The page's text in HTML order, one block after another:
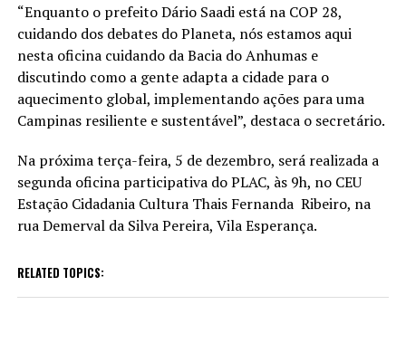
“Enquanto o prefeito Dário Saadi está na COP 28,
cuidando dos debates do Planeta, nós estamos aqui
nesta oficina cuidando da Bacia do Anhumas e
discutindo como a gente adapta a cidade para o
aquecimento global, implementando ações para uma
Campinas resiliente e sustentável”, destaca o secretário.
Na próxima terça-feira, 5 de dezembro, será realizada a
segunda oficina participativa do PLAC, às 9h, no CEU
Estação Cidadania Cultura Thais Fernanda Ribeiro, na
rua Demerval da Silva Pereira, Vila Esperança.
RELATED TOPICS: